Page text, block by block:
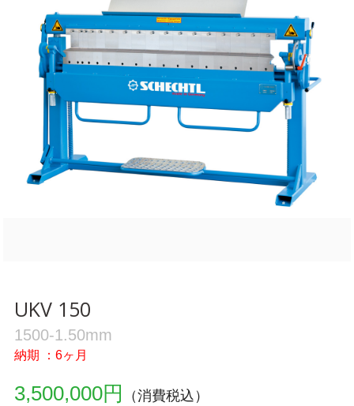
UKV 150
1500-1.50mm
納期 ：6ヶ月
3,500,000円 （消費税込）